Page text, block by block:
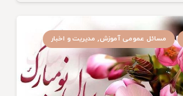
مسائل عمومی آموزش, مدیریت و اخبار